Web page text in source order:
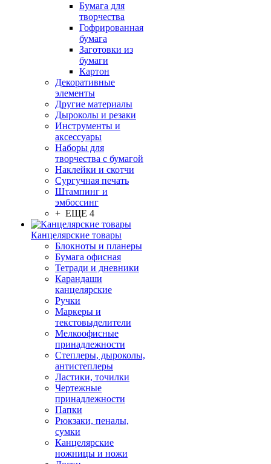
Бумага для
творчества
Гофрированная
бумага
Заготовки из
бумаги
Картон
Декоративные
элементы
Другие материалы
Дыроколы и резаки
Инструменты и
аксессуары
Наборы для
творчества с бумагой
Наклейки и скотчи
Сургучная печать
Штампинг и
эмбоссинг
+ ЕЩЕ 4
Канцелярские товары
Блокноты и планеры
Бумага офисная
Тетради и дневники
Карандаши
канцелярские
Ручки
Маркеры и
текстовыделители
Мелкоофисные
принадлежности
Степлеры, дыроколы,
антистеплеры
Ластики, точилки
Чертежные
принадлежности
Папки
Рюкзаки, пеналы,
сумки
Канцелярские
ножницы и ножи